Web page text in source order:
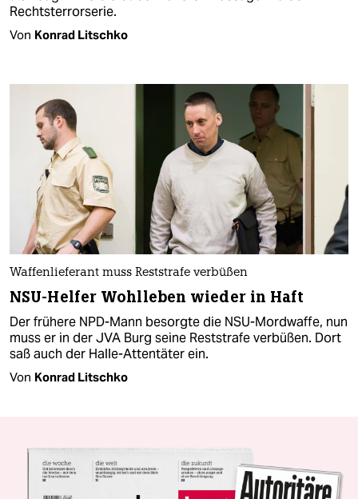
Rechtsterrorserie.
Von Konrad Litschko
Waffenlieferant muss Reststrafe verbüßen
NSU-Helfer Wohlleben wieder in Haft
Der frühere NPD-Mann besorgte die NSU-Mordwaffe, nun
muss er in der JVA Burg seine Reststrafe verbüßen. Dort
saß auch der Halle-Attentäter ein.
Von Konrad Litschko